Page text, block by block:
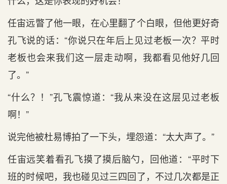
任宙远瞥了他一眼，在心里翻了个白眼，但他更好奇
孔飞说的话：“你说只在年后上见过老板一次？平时
老板也会来我们这一层走动啊，我都看见他好几回
了。”
“什么？！”孔飞震惊道：“我从来没在这层见过老板
啊！”
说完他被杜易博拍了一下头，埋怨道：“太大声了。”
任宙远笑着看孔飞摸了摸后脑勺，回他道：“平时下
班的时候吧，我也碰见过三四回了，不过几次都是正